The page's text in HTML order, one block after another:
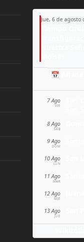
Jue, 6 de agosto
📅
7 Ago
VIE
8 Ago
SÁB
9 Ago
DOM
10 Ago
LUN
11 Ago
MAR
12 Ago
MIÉ
13 Ago
JUE